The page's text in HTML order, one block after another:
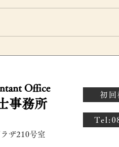
会社設立後の増資はい
消費税の注意点を税理
説
Office
事務所
ザ210号室
初回